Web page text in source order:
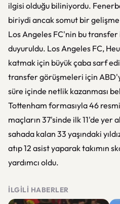
ilgisi olduğu biliniyordu.
biriydi ancak somut bir gelişme
Los Angeles FC'nin bu
duyuruldu. Los Angeles FC,
katmak için büyük çaba sarf
transfer görüşmeleri için
süre içinde netlik kazanması
Tottenham formasıyla 46
maçların 37'sinde ilk 11'de yer
sahada kalan 33 yaşındaki
atıp 12 asist yaparak takımın
yardımcı oldu.
İLGILI HABERLER